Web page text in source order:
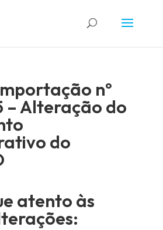
nº
– Alteração do
do
atento às